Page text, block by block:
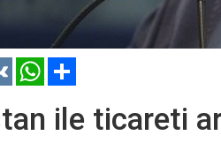
VK WhatsApp
ile ticareti